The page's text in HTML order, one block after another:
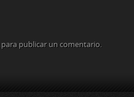
para publicar un comentario.